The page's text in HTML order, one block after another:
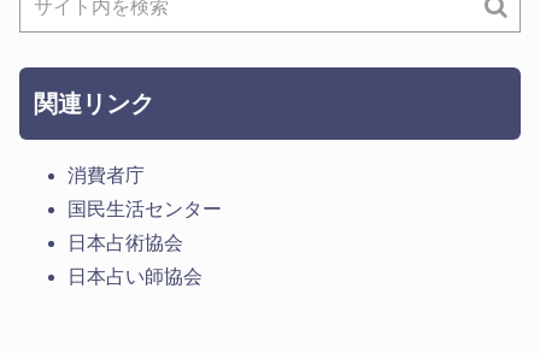
関連リンク
消費者庁
国民生活センター
日本占術協会
日本占い師協会